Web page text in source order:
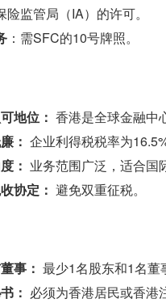
险监管局（IA）的许可。
：需SFC的10号牌照。
地位： 香港是全球金融中
： 企业利得税税率为
： 业务范围广泛，适合国
协定： 避免双重征税。
事： 最少1名股东和1名
： 必须为香港居民或香港